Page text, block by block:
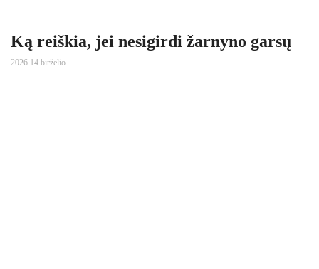
Ką reiškia, jei nesigirdi žarnyno garsų
2026 14 birželio